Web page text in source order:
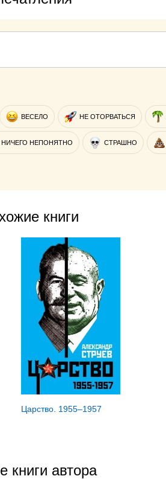
ВЕСЕЛО НЕ ОТОРВАТЬСЯ
НИЧЕГО НЕПОНЯТНО СТРАШНО
книги
Царство. 1955–1957
книги автора